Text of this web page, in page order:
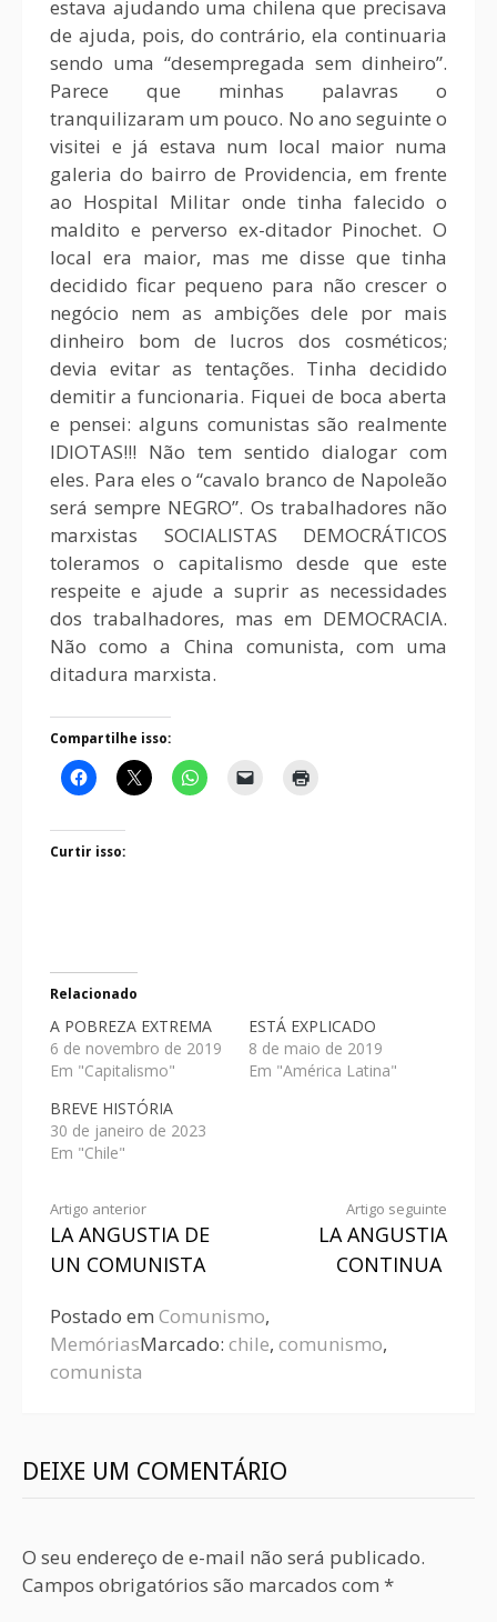
estava ajudando uma chilena que precisava
de ajuda, pois, do contrário, ela continuaria
sendo uma “desempregada sem dinheiro”.
Parece que minhas palavras o
tranquilizaram um pouco. No ano seguinte o
visitei e já estava num local maior numa
galeria do bairro de Providencia, em frente
ao Hospital Militar onde tinha falecido o
maldito e perverso ex-ditador Pinochet. O
local era maior, mas me disse que tinha
decidido ficar pequeno para não crescer o
negócio nem as ambições dele por mais
dinheiro bom de lucros dos cosméticos;
devia evitar as tentações. Tinha decidido
demitir a funcionaria. Fiquei de boca aberta
e pensei: alguns comunistas são realmente
IDIOTAS!!! Não tem sentido dialogar com
eles. Para eles o “cavalo branco de Napoleão
será sempre NEGRO”. Os trabalhadores não
marxistas SOCIALISTAS DEMOCRÁTICOS
toleramos o capitalismo desde que este
respeite e ajude a suprir as necessidades
dos trabalhadores, mas em DEMOCRACIA.
Não como a China comunista, com uma
ditadura marxista.
Compartilhe isso:
Curtir isso:
Relacionado
A POBREZA EXTREMA
6 de novembro de 2019
Em "Capitalismo"
ESTÁ EXPLICADO
8 de maio de 2019
Em "América Latina"
BREVE HISTÓRIA
30 de janeiro de 2023
Em "Chile"
Artigo anterior
LA ANGUSTIA DE
UN COMUNISTA
Artigo seguinte
LA ANGUSTIA
CONTINUA
Postado em Comunismo,
MemóriasMarcado: chile, comunismo,
comunista
DEIXE UM COMENTÁRIO
O seu endereço de e-mail não será publicado.
Campos obrigatórios são marcados com *